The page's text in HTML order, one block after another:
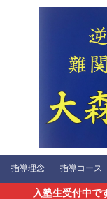
指導理念 指導コース
入塾生受付中で